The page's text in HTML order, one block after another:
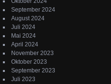
September 2024
August 2024
Juli 2024
Mai 2024
April 2024
November 2023
Oktober 2023
September 2023
Juli 2023